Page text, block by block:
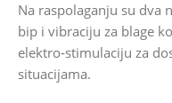
Na raspolaganju su dva
bip i vibraciju za blage
elektro‑stimulaciju za
situacijama.